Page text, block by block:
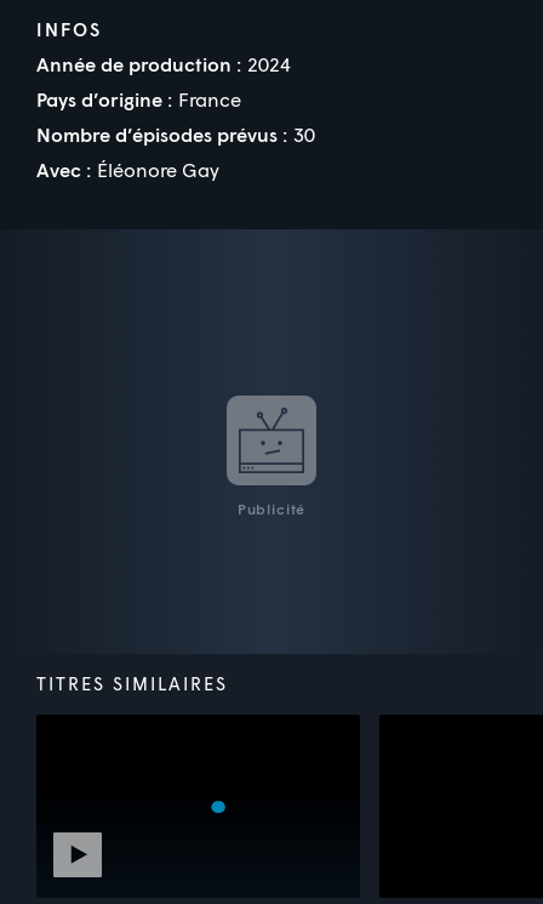
INFOS
Année de production : 2024
Pays d’origine : France
Nombre d’épisodes prévus : 30
Avec : Éléonore Gay
Publicité
TITRES SIMILAIRES